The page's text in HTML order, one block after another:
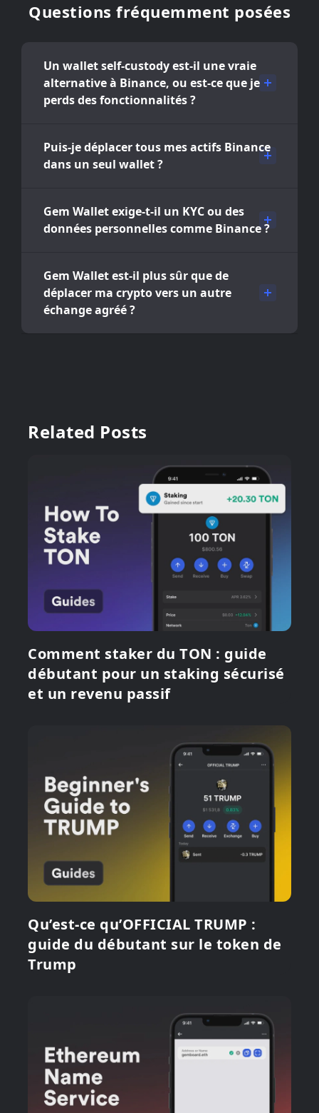
Questions fréquemment posées
Un wallet self-custody est-il une vraie
alternative à Binance, ou est-ce que je
perds des fonctionnalités ?
Puis-je déplacer tous mes actifs Binance
dans un seul wallet ?
Gem Wallet exige-t-il un KYC ou des
données personnelles comme Binance ?
Gem Wallet est-il plus sûr que de
déplacer ma crypto vers un autre
échange agréé ?
Related Posts
Comment staker du TON : guide
débutant pour un staking sécurisé
et un revenu passif
Qu’est-ce qu’OFFICIAL TRUMP :
guide du débutant sur le token de
Trump